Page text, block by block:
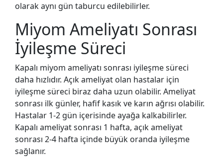
olarak aynı gün taburcu edilebilirler.
Miyom Ameliyatı Sonrası
İyileşme Süreci
Kapalı miyom ameliyatı sonrası iyileşme süreci
daha hızlıdır. Açık ameliyat olan hastalar için
iyileşme süreci biraz daha uzun olabilir. Ameliyat
sonrası ilk günler, hafif kasık ve karın ağrısı olabilir.
Hastalar 1-2 gün içerisinde ayağa kalkabilirler.
Kapalı ameliyat sonrası 1 hafta, açık ameliyat
sonrası 2-4 hafta içinde büyük oranda iyileşme
sağlanır.